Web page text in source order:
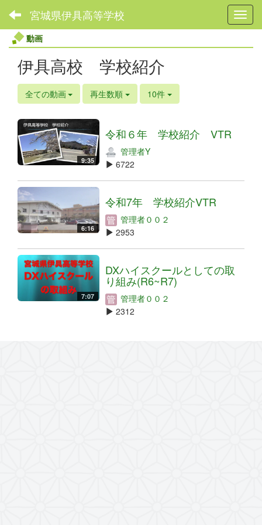
宮城県伊具高等学校
動画
伊具高校 学校紹介
全ての動画 再生数順 10件
9:35
令和６年 学校紹介 VTR
管理者Y
6722
6:16
令和7年 学校紹介VTR
管理者００２
2953
7:07
DXハイスクールとしての取
り組み(R6~R7)
管理者００２
2312